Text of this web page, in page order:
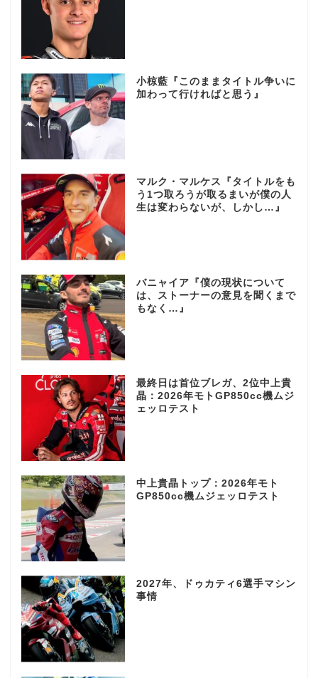
小椋藍『このままタイトル争いに
加わって行ければと思う』
マルク・マルケス『タイトルをも
う1つ取ろうが取るまいが僕の人
生は変わらないが、しかし…』
バニャイア『僕の現状について
は、ストーナーの意見を聞くまで
もなく…』
最終日は首位ブレガ、2位中上貴
晶：2026年モトGP850cc機ムジ
ェッロテスト
中上貴晶トップ：2026年モト
GP850cc機ムジェッロテスト
2027年、ドゥカティ6選手マシン
事情